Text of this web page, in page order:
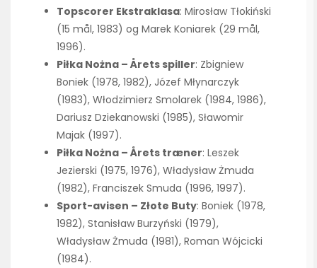
Topscorer Ekstraklasa: Mirosław Tłokiński
(15 mål, 1983) og Marek Koniarek (29 mål,
1996).
Piłka Nożna – Årets spiller: Zbigniew
Boniek (1978, 1982), Józef Młynarczyk
(1983), Włodzimierz Smolarek (1984, 1986),
Dariusz Dziekanowski (1985), Sławomir
Majak (1997).
Piłka Nożna – Årets træner: Leszek
Jezierski (1975, 1976), Władysław Żmuda
(1982), Franciszek Smuda (1996, 1997).
Sport-avisen – Złote Buty: Boniek (1978,
1982), Stanisław Burzyński (1979),
Władysław Żmuda (1981), Roman Wójcicki
(1984).